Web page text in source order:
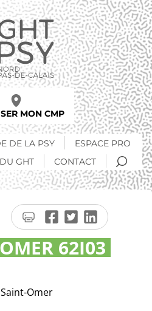
MON CMP
DE LA PSY
ESPACE PRO
GHT CONTACT
62I03
Omer
Imprimer
la
page
Partager
sur
Facebook
Partager
sur
Twitter
Partager
sur
LinkedIn